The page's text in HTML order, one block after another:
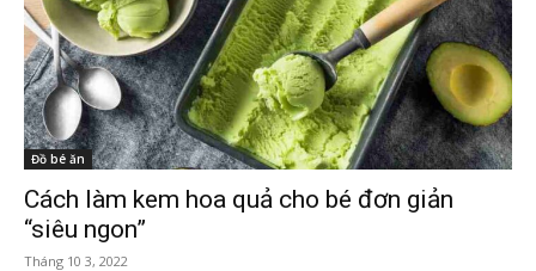
Đồ bé ăn
Cách làm kem hoa quả cho bé đơn giản
“siêu ngon”
Tháng 10 3, 2022